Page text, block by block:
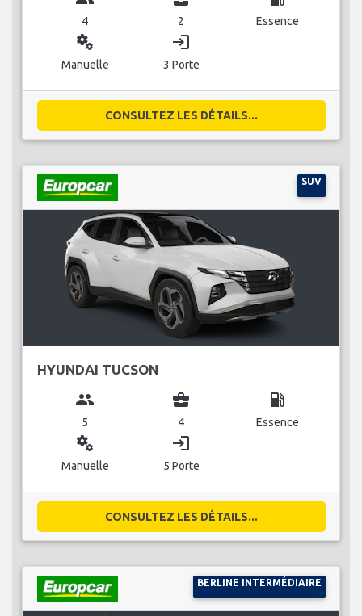
4 2 Essence
miscellaneous_services
Manuelle
login
3 Porte
CONSULTEZ LES DÉTAILS...
SUV
HYUNDAI TUCSON
group
5
business_center
4
local_gas_station
Essence
miscellaneous_services
Manuelle
login
5 Porte
CONSULTEZ LES DÉTAILS...
BERLINE INTERMÉDIAIRE